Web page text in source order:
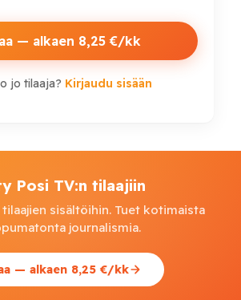
— alkaen 8,25 €/kk
jo tilaaja? Kirjaudu sisään
Posi TV:n tilaajiin
tilaajien sisältöihin. Tuet kotimaista
journalismia.
— alkaen 8,25 €/kk